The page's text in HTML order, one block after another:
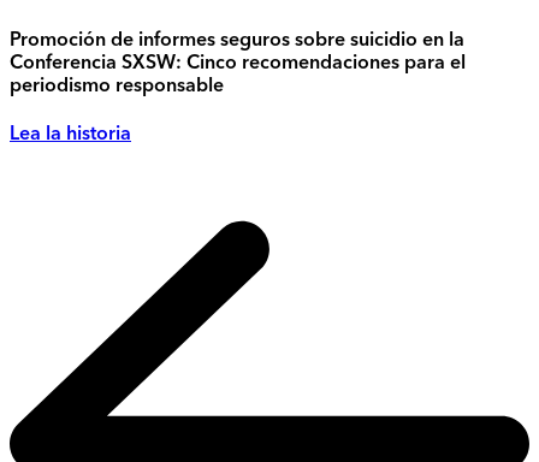
Promoción de informes seguros sobre suicidio en la
Conferencia SXSW: Cinco recomendaciones para el
periodismo responsable
Lea la historia